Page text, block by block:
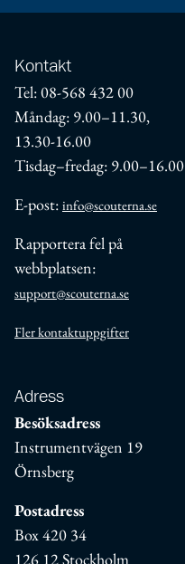
Kontakt
Tel: 08-568 432 00
Måndag: 9.00–11.30,
13.30-16.00
Tisdag–fredag: 9.00–16.00
E-post: info@scouterna.se
Rapportera fel på
webbplatsen:
support@scouterna.se
Fler kontaktuppgifter
Adress
Besöksadress
Instrumentvägen 19
Örnsberg
Postadress
Box 420 34
126 12 Stockholm